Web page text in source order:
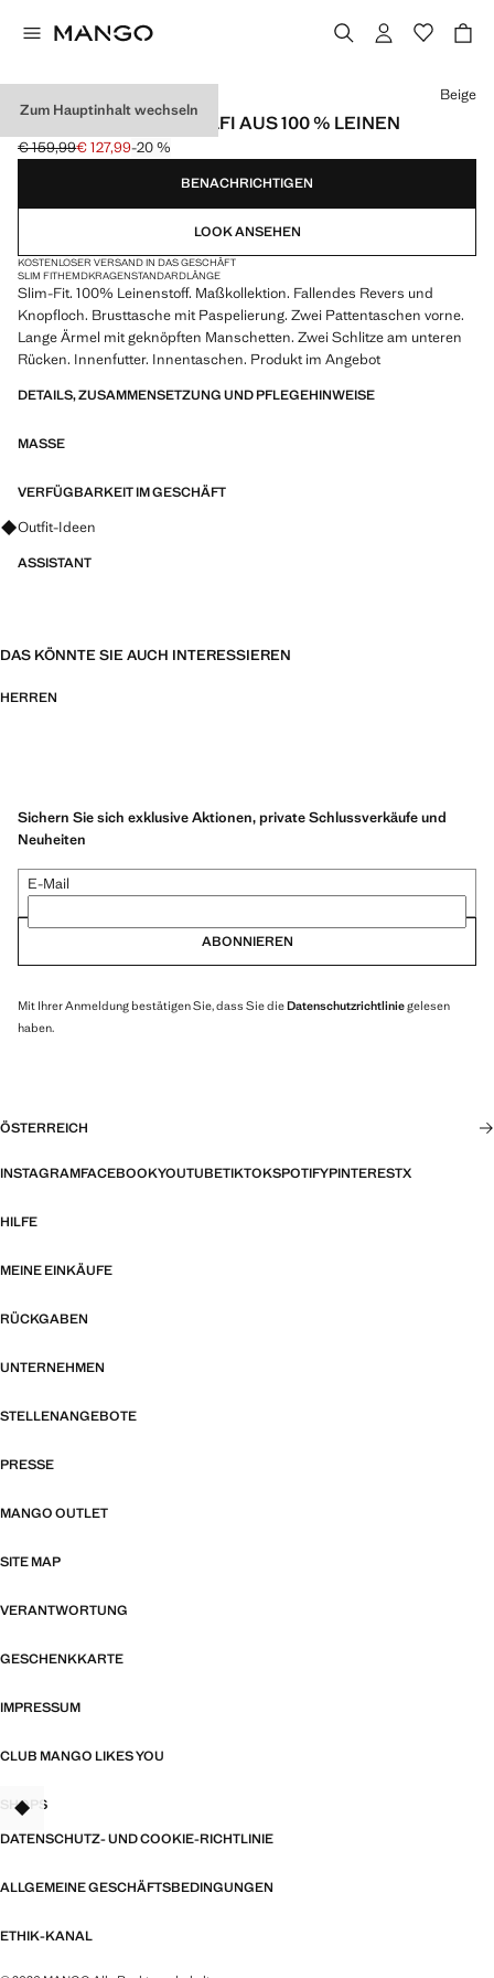
Zum Hauptinhalt wechseln
SLIM-FIT-SAKKO AMALFI AUS 100 % LEINEN
Ausgangspreis durchgestrichen [€ 159,99 ]
€ 159,99
Aktueller Preis [€ 127,99 ]
€ 127,99-20 %
Wählen Sie eine Farbe
Beige
BENACHRICHTIGEN
LOOK ANSEHEN
KOSTENLOSER VERSAND IN DAS GESCHÄFT
SLIM FITHEMDKRAGENSTANDARDLÄNGE
Slim-Fit. 100% Leinenstoff. Maßkollektion. Fallendes Revers und
Knopfloch. Brusttasche mit Paspelierung. Zwei Pattentaschen vorne.
Lange Ärmel mit geknöpften Manschetten. Zwei Schlitze am unteren
Rücken. Innenfutter. Innentaschen. Produkt im Angebot
DETAILS, ZUSAMMENSETZUNG UND PFLEGEHINWEISE
MASSE
VERFÜGBARKEIT IM GESCHÄFT
Fragen zu Looks, Kleidungsstücken und Trends
Outfit-Ideen
ASSISTANT
DAS KÖNNTE SIE AUCH INTERESSIEREN
HERREN
Sichern Sie sich exklusive Aktionen, private Schlussverkäufe und
Neuheiten
E-Mail
ABONNIEREN
Mit Ihrer Anmeldung bestätigen Sie, dass Sie dieDatenschutzrichtliniegelesen
haben.
ÖSTERREICH
INSTAGRAMFACEBOOKYOUTUBETIKTOKSPOTIFYPINTERESTX
HILFE
MEINE EINKÄUFE
RÜCKGABEN
UNTERNEHMEN
STELLENANGEBOTE
PRESSE
MANGO OUTLET
SITE MAP
VERANTWORTUNG
GESCHENKKARTE
IMPRESSUM
CLUB MANGO LIKES YOU
SHOPS
DATENSCHUTZ- UND COOKIE-RICHTLINIE
ALLGEMEINE GESCHÄFTSBEDINGUNGEN
ETHIK-KANAL